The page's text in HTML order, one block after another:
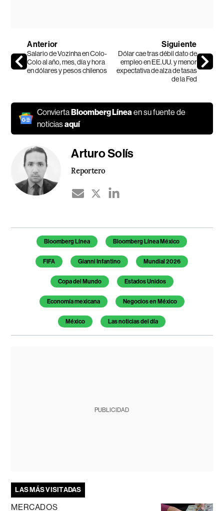
Anterior
Salario de Vozinha en Colo-
Colo al año, mes, día y hora
en dólares y pesos chilenos
Siguiente
Dólar cae tras débil dato de
empleo en EE.UU. y menor
expectativa de alza de tasas
de la Fed
ConviertaBloomberg Línea en su fuente de
noticiasaquí
Arturo Solís
Reportero
Temas de este artículo
Bloomberg Línea Bloomberg Línea México
FIFA Gianni Infantino Mundial 2026
Copa del Mundo Estados Unidos
Economía mexicana Negocios en México
México Las noticias del día
PUBLICIDAD
LAS MÁS VISITADAS
MERCADOS